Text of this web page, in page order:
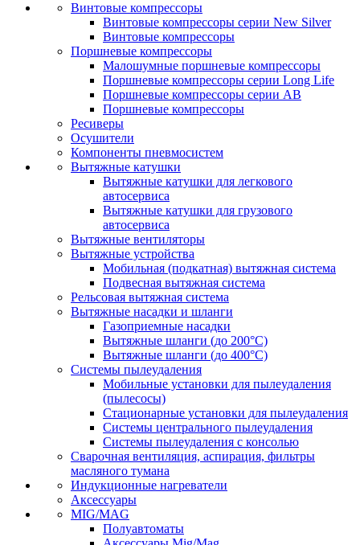
Винтовые компрессоры
Винтовые компрессоры серии New Silver
Винтовые компрессоры
Поршневые компрессоры
Малошумные поршневые компрессоры
Поршневые компрессоры серии Long Life
Поршневые компрессоры серии AB
Поршневые компрессоры
Ресиверы
Осушители
Компоненты пневмосистем
Вытяжные катушки
Вытяжные катушки для легкового
автосервиса
Вытяжные катушки для грузового
автосервиса
Вытяжные вентиляторы
Вытяжные устройства
Мобильная (подкатная) вытяжная система
Подвесная вытяжная система
Рельсовая вытяжная система
Вытяжные насадки и шланги
Газоприемные насадки
Вытяжные шланги (до 200°C)
Вытяжные шланги (до 400°C)
Системы пылеудаления
Мобильные установки для пылеудаления
(пылесосы)
Стационарные установки для пылеудаления
Системы центрального пылеудаления
Системы пылеудаления с консолью
Сварочная вентиляция, аспирация, фильтры
масляного тумана
Индукционные нагреватели
Аксессуары
MIG/MAG
Полуавтоматы